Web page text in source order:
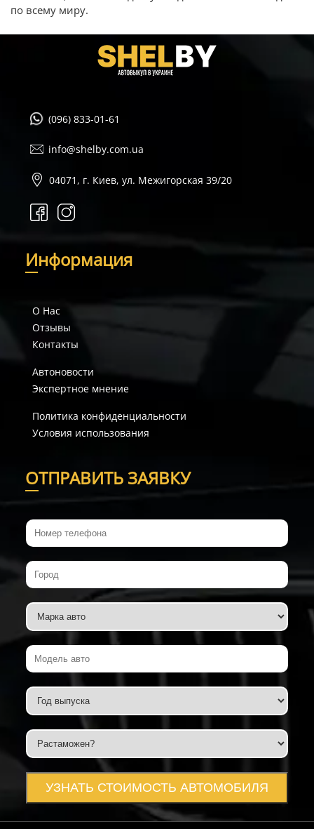
по всему миру.
(096) 833-01-61
info@shelby.com.ua
04071, г. Киев, ул. Межигорская 39/20
Информация
О Нас
Отзывы
Контакты
Автоновости
Экспертное мнение
Политика конфиденциальности
Условия использования
ОТПРАВИТЬ ЗАЯВКУ
УЗНАТЬ СТОИМОСТЬ АВТОМОБИЛЯ